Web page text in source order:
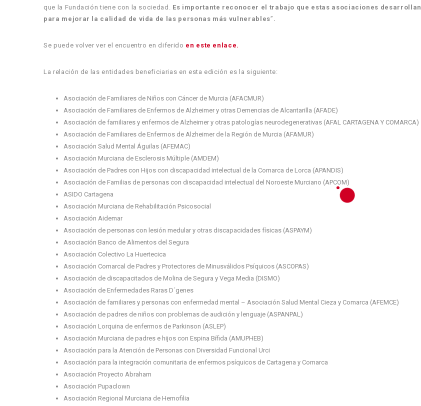
que la Fundación tiene con la sociedad. Es importante reconocer el trabajo que estas asociaciones desarrollan
para mejorar la calidad de vida de las personas más vulnerables” .
Se puede volver ver el encuentro en diferido en este enlace.
La relación de las entidades beneficiarias en esta edición es la siguiente:
Asociación de Familiares de Niños con Cáncer de Murcia (AFACMUR)
Asociación de Familiares de Enfermos de Alzheimer y otras Demencias de Alcantarilla (AFADE)
Asociación de familiares y enfermos de Alzheimer y otras patologías neurodegenerativas (AFAL CARTAGENA Y COMARCA)
Asociación de Familiares de Enfermos de Alzheimer de la Región de Murcia (AFAMUR)
Asociación Salud Mental Águilas (AFEMAC)
Asociación Murciana de Esclerosis Múltiple (AMDEM)
Asociación de Padres con Hijos con discapacidad intelectual de la Comarca de Lorca (APANDIS)
Asociación de Familias de personas con discapacidad intelectual del Noroeste Murciano (APCOM)
ASIDO Cartagena
Asociación Murciana de Rehabilitación Psicosocial
Asociación Aidemar
Asociación de personas con lesión medular y otras discapacidades físicas (ASPAYM)
Asociación Banco de Alimentos del Segura
Asociación Colectivo La Huertecica
Asociación Comarcal de Padres y Protectores de Minusválidos Psíquicos (ASCOPAS)
Asociación de discapacitados de Molina de Segura y Vega Media (DISMO)
Asociación de Enfermedades Raras D´genes
Asociación de familiares y personas con enfermedad mental – Asociación Salud Mental Cieza y Comarca (AFEMCE)
Asociación de padres de niños con problemas de audición y lenguaje (ASPANPAL)
Asociación Lorquina de enfermos de Parkinson (ASLEP)
Asociación Murciana de padres e hijos con Espina Bífida (AMUPHEB)
Asociación para la Atención de Personas con Diversidad Funcional Urci
Asociación para la integración comunitaria de enfermos psíquicos de Cartagena y Comarca
Asociación Proyecto Abraham
Asociación Pupaclown
Asociación Regional Murciana de Hemofilia